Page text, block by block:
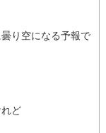
り空になる予報で
ど